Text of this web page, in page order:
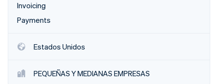
Invoicing
Payments
Estados Unidos
PEQUEÑAS Y MEDIANAS EMPRESAS